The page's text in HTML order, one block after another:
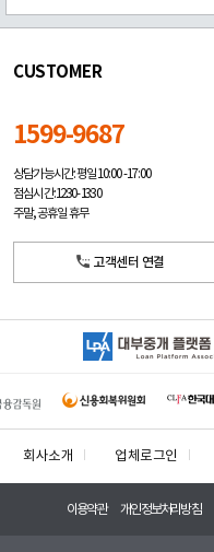
CUSTOMER
1599-9687
상담가능시간: 평일10:00 -17:00
점심시간: 12:30 - 13:30
주말, 공휴일 휴무
고객센터 연결
회사소개 업체로그인
이용약관 개인정보처리방침